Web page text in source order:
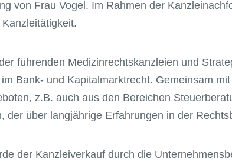
von Frau Vogel. Im Rahmen der
führenden Medizinrechtskanzleien und
Bank- und Kapitalmarktrecht. Gemeinsam
z.B. auch aus den Bereichen
der über langjährige Erfahrungen in der
der Kanzleiverkauf durch die